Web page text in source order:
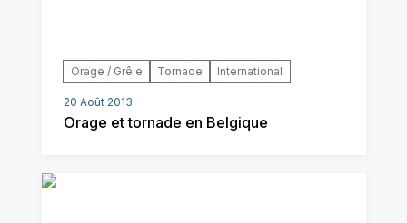
Orage / Grêle Tornade International
20 Août 2013
Orage et tornade en Belgique